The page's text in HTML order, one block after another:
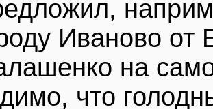
Иваново
на
что